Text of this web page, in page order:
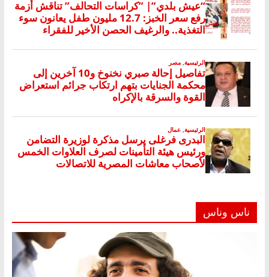
ناس وناس